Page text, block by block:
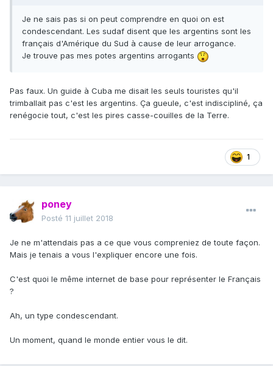
Je ne sais pas si on peut comprendre en quoi on est
condescendant. Les sudaf disent que les argentins sont les
français d'Amérique du Sud à cause de leur arrogance.
Je trouve pas mes potes argentins arrogants
Pas faux. Un guide à Cuba me disait les seuls touristes qu'il
trimballait pas c'est les argentins. Ça gueule, c'est indiscipliné, ça
renégocie tout, c'est les pires casse-couilles de la Terre.
1
poney
Posté 11 juillet 2018
Je ne m'attendais pas a ce que vous compreniez de toute façon.
Mais je tenais a vous l'expliquer encore une fois.
C'est quoi le même internet de base pour représenter le Français
?
Ah, un type condescendant.
Un moment, quand le monde entier vous le dit.